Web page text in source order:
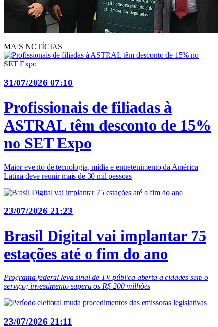
MAIS NOTÍCIAS
31/07/2026 07:10
Profissionais de filiadas à
ASTRAL têm desconto de 15%
no SET Expo
Maior evento de tecnologia, mídia e entretenimento da América
Latina deve reunir mais de 30 mil pessoas
23/07/2026 21:23
Brasil Digital vai implantar 75
estações até o fim do ano
Programa federal leva sinal de TV pública aberta a cidades sem o
serviço; investimento supera os R$ 200 milhões
23/07/2026 21:11